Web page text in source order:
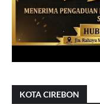
KOTA CIREBON